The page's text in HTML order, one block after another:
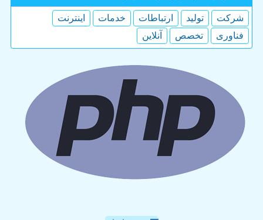
شركت تولید ارتباطات خدمات
اینترنت
فناوری
تخصص آنلاین